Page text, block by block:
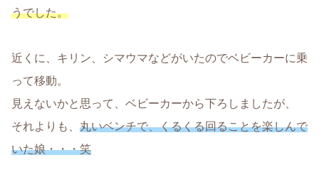
うでした。
近くに、キリン、シマウマなどがいたのでベビーカーに乗
って移動。
見えないかと思って、ベビーカーから下ろしましたが、
それよりも、 丸いベンチで、くるくる回ることを楽しんで
いた娘・・・笑